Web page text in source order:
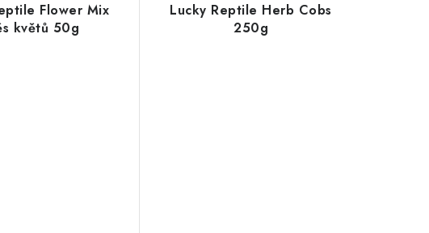
Flower Mix
květů 50g
Lucky Reptile Herb Cobs
250g